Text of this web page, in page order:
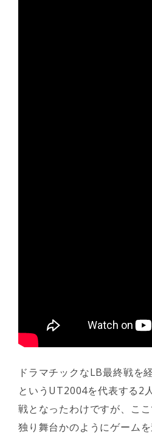
ドラマチックなLB最終戦を
というUT2004を代表する2
戦となったわけですが、こ
独り舞台かのようにゲーム